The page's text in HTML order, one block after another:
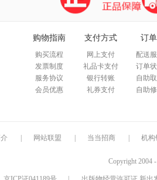
购物指南
购买流程
发票制度
服务协议
会员优惠
支付方式
网上支付
礼品卡支付
银行转账
礼券支付
订
配送
订单
自助
自助
网站联盟 当当招商 机构
Copyright 2004